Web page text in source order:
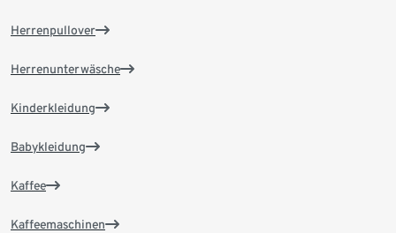
Herrenpullover
Herrenunterwäsche
Kinderkleidung
Babykleidung
Kaffee
Kaffeemaschinen